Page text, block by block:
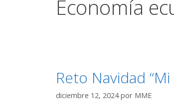
Economía
Reto Navidad
diciembre 12, 2024 por MME